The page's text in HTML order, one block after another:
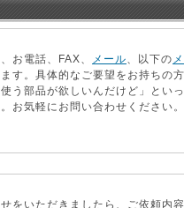
お電話、FAX、 メール、以下の
す。具体的なご要望をお持ちの
う部品が欲しいんだけど」とい
お気軽にお問い合わせください。
をいただきましたら、ご依頼内